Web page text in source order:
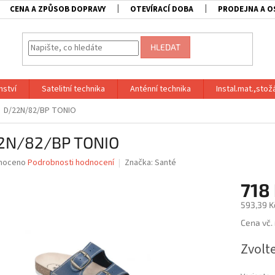
CENA A ZPŮSOB DOPRAVY OTEVÍRACÍ DOBA PRODEJNA A
HLEDAT
Satelitní technika Anténní technika
D/22N/82/BP TONIO
82/BP TONIO
Podrobnosti hodnocení Značka: Santé
718
593,39
Měrná
Cena